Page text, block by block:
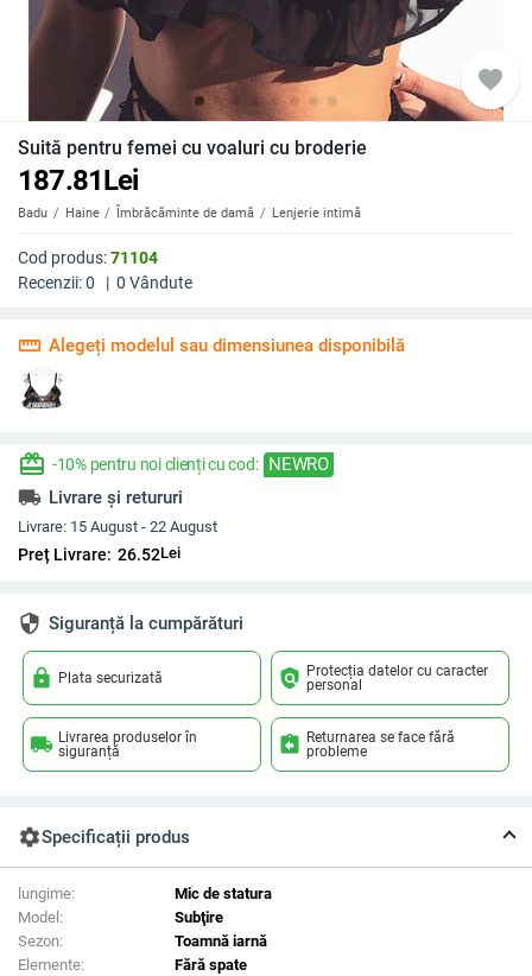
favorite
Suită pentru femei cu voaluri cu broderie
187.81Lei
Badu Haine Îmbrăcăminte de damă Lenjerie intimă
Cod produs:71104
Recenzii:0 | 0 Vândute
straighten Alegeți modelul sau dimensiunea disponibilă
redeem -10% pentru noi clienți cu cod: NEWRO
local_shipping Livrare și retururi
Livrare: 15 August - 22 August
Preț Livrare: 26.52Lei
security Siguranță la cumpărături
lock Plata securizată policy Protecția datelor cu caracter
personal
local_shipping Livrarea produselor în
siguranță
assignment_return Returnarea se face fără
probleme
settingsSpecificații produs
lungime:
Mic de statura
Model:
Subţire
Sezon:
Toamnă iarnă
Elemente:
Fără spate